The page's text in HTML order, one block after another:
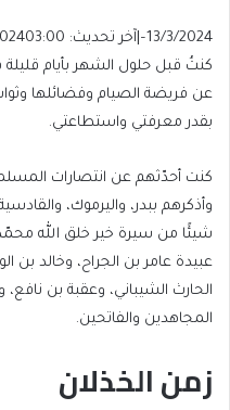
13/3/2024
– آخر تحديث: 13/3/2024 03:00 م (بتوقيت مكة المكرمة)
كنتُ قبل حلول الشهر بأيام
عن فريضة الصيام وفضائلها
بقدر معرفتي واستطاعتي.
كنت أحدّثهم عن انتصارات
وأذكرهم ببدر، واليرموك،
شيئًا من سيرة خير خلق الله
عبيدة عامر بن الجراح، وخالد بن
الحارث الشيباني، وعقبة بن
المجاهدين والفاتحين.
زمن الخذلان